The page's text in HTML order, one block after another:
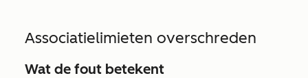
Associatielimieten overschreden
Wat de fout betekent